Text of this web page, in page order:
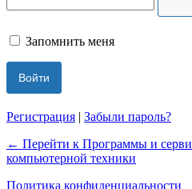
Запомнить меня
Регистрация | Забыли пароль?
← Перейти к Программы и
компьютерной техники
Политика конфиденциальности